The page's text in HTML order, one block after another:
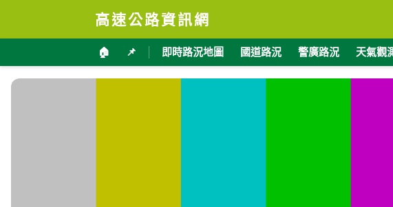
高速公路資訊網
🏠 📌 即時路況地圖 國道路況 警廣路況 天氣觀